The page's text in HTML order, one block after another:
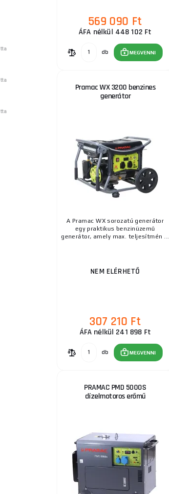
569 090 Ft
ÁFA nélkül 448 102 Ft
db MEGVENNI
Pramac WX 3200 benzines
generátor
A Pramac WX sorozatú generátor
egy praktikus benzinüzemű
generátor, amely max. teljesítmén ...
NEM ELÉRHETŐ
307 210 Ft
ÁFA nélkül 241 898 Ft
db MEGVENNI
PRAMAC PMD 5000S
dízelmotoros erőmű